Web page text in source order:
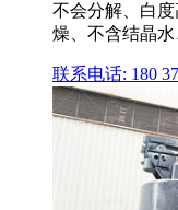
不会分解、白
燥、不含结晶
联系电话: 180